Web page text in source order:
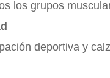
los grupos
deportiva y